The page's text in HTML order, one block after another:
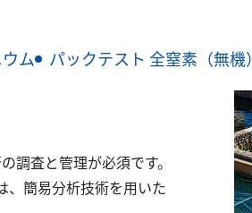
ム パックテスト 全窒素（無機）
調査と管理が必須です。
、簡易分析技術を用いた